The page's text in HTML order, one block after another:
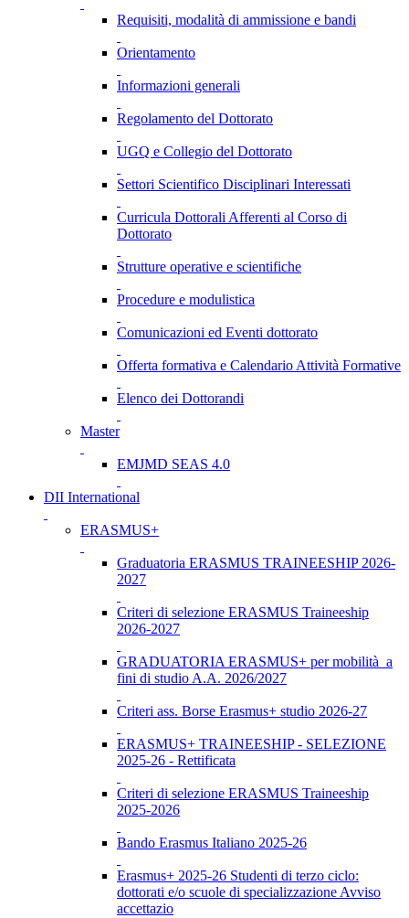
Requisiti, modalità di ammissione e bandi
Orientamento
Informazioni generali
Regolamento del Dottorato
UGQ e Collegio del Dottorato
Settori Scientifico Disciplinari Interessati
Curricula Dottorali Afferenti al Corso di
Dottorato
Strutture operative e scientifiche
Procedure e modulistica
Comunicazioni ed Eventi dottorato
Offerta formativa e Calendario Attività Formative
Elenco dei Dottorandi
Master
EMJMD SEAS 4.0
DII International
ERASMUS+
Graduatoria ERASMUS TRAINEESHIP 2026-
2027
Criteri di selezione ERASMUS Traineeship
2026-2027
GRADUATORIA ERASMUS+ per mobilità a
fini di studio A.A. 2026/2027
Criteri ass. Borse Erasmus+ studio 2026-27
ERASMUS+ TRAINEESHIP - SELEZIONE
2025-26 - Rettificata
Criteri di selezione ERASMUS Traineeship
2025-2026
Bando Erasmus Italiano 2025-26
Erasmus+ 2025-26 Studenti di terzo ciclo:
dottorati e/o scuole di specializzazione Avviso
accettazio